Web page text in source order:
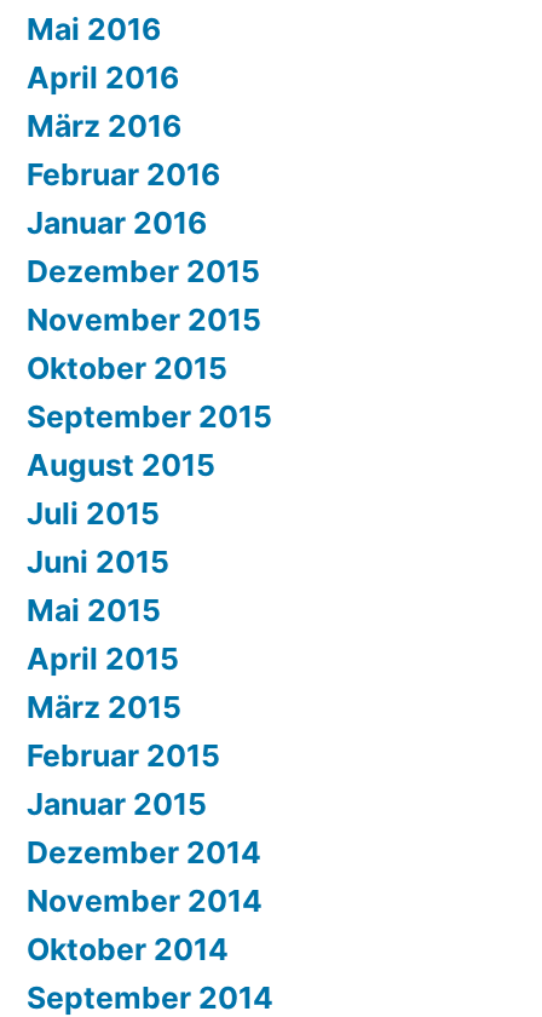
Mai 2016
April 2016
März 2016
Februar 2016
Januar 2016
Dezember 2015
November 2015
Oktober 2015
September 2015
August 2015
Juli 2015
Juni 2015
Mai 2015
April 2015
März 2015
Februar 2015
Januar 2015
Dezember 2014
November 2014
Oktober 2014
September 2014